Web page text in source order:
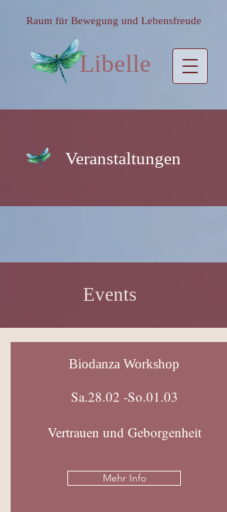
Raum für Bewegung und Lebensfreude
Libelle
Veranstaltungen
Events
Biodanza Workshop
Sa.28.02 -So.01.03
Vertrauen und Geborgenheit
Mehr Info